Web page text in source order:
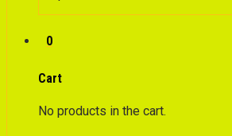
0
Cart
No products in the cart.